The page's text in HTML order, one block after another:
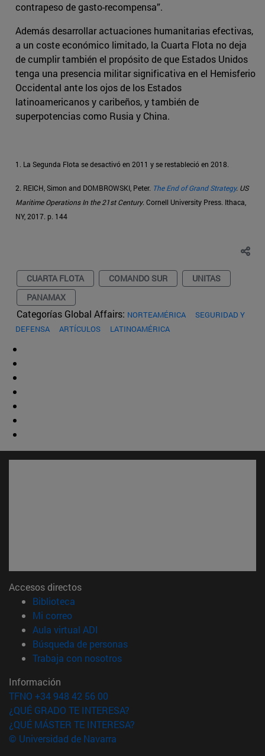
contrapeso de gasto-recompensa”.
Además desarrollar actuaciones humanitarias efectivas,
a un coste económico limitado, la Cuarta Flota no deja
de cumplir también el propósito de que Estados Unidos
tenga una presencia militar significativa en el Hemisferio
Occidental ante los ojos de los Estados
latinoamericanos y caribeños, y también de
superpotencias como Rusia y China.
1. La Segunda Flota se desactivó en 2011 y se restableció en 2018.
2. REICH, Simon and DOMBROWSKI, Peter. The End of Grand Strategy. US
Maritime Operations In the 21st Century. Cornell University Press. Ithaca,
NY, 2017. p. 144
CUARTA FLOTA COMANDO SUR
UNITAS
PANAMAX
Categorías Global Affairs: NORTEAMÉRICA
SEGURIDAD Y
DEFENSA
ARTÍCULOS LATINOAMÉRICA
Accesos directos
Biblioteca
Mi correo(abre en nueva ventana)
Aula virtual ADI
Búsqueda de personas(abre en nueva ventana)
Trabaja con nosotros(abre en nueva ventana)
Información
TFNO +34 948 42 56 00
¿QUÉ GRADO TE INTERESA?
¿QUÉ MÁSTER TE INTERESA?
© Universidad de Navarra